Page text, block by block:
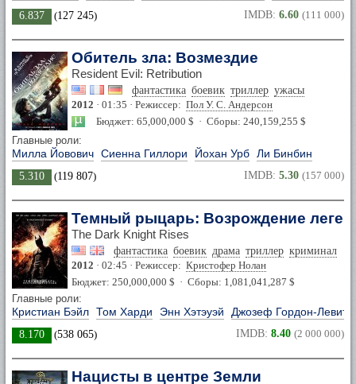
6.837 (127 245) IMDB: 6.60 (111 000)
Обитель зла: Возмездие
Resident Evil: Retribution
фантастика боевик триллер ужасы
2012 · 01:35 · Режиссер: Пол У. С. Андерсон
Бюджет: 65,000,000 $ · Сборы: 240,159,255 $
Главные роли:
Милла Йовович Сиенна Гиллори Йохан Урб Ли Бинбин
5.310 (119 807) IMDB: 5.30 (157 000)
Темный рыцарь: Возрождение
The Dark Knight Rises
фантастика боевик драма триллер криминал
2012 · 02:45 · Режиссер: Кристофер Нолан
Бюджет: 250,000,000 $ · Сборы: 1,081,041,287 $
Главные роли:
Кристиан Бэйл Том Харди Энн Хэтэуэй Джозеф Гордон-Левитт
8.170 (538 065) IMDB: 8.40 (2 000 000)
Нацисты в центре Земли